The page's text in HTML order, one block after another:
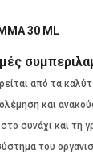
30 ML
από τα
και
συνάχι και τη
του